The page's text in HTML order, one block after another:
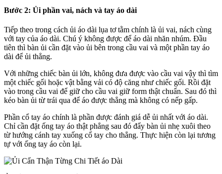
Bước 2: Ủi phần vai, nách và tay áo dài
Tiếp theo trong cách ủi áo dài lụa tơ tằm chính là ủi vai, nách cùng
với tay của áo dài. Chú ý không được để áo dài nhăn nhúm. Đầu
tiên thì bàn ủi cần đặt vào ủi bên trong cầu vai và một phần tay áo
dài để ủi thẳng.
Với những chiếc bàn ủi lớn, không đưa được vào cầu vai vậy thì tìm
một chiếc gối hoặc vật bằng vải có độ căng như chiếc gối. Rồi đặt
vào trong cầu vai để giữ cho cầu vai giữ form thật chuẩn. Sau đó thì
kéo bàn ủi từ trái qua để áo được thẳng mà không có nếp gấp.
Phần cổ tay áo chính là phần được đánh giá dễ ủi nhất với áo dài.
Chỉ cần đặt ống tay áo thật phẳng sau đó đẩy bàn ủi nhẹ xuôi theo
từ hướng cánh tay xuống cổ tay cho thẳng. Thực hiện còn lại tương
tự với ống tay áo còn lại.